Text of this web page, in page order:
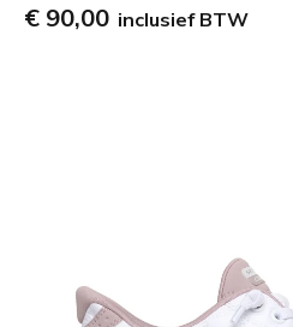
€ 90,00 inclusief BTW